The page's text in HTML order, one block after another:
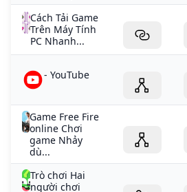
Cách Tải Game
Trên Máy Tính
PC Nhanh...
- YouTube
Game Free Fire
online Chơi
game Nhảy
dù...
Trò chơi Hai
người chơi